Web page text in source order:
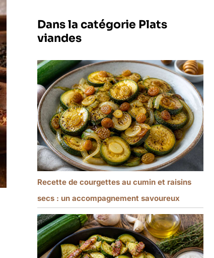
Dans la catégorie Plats
viandes
Recette de courgettes au cumin et raisins
secs : un accompagnement savoureux